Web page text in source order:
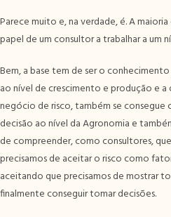
Parece muito e, na verdade, é. A
papel de um consultor a trabalhar a um
Bem, a base tem de ser o
ao nível de crescimento e produção e
negócio de risco, também se
decisão ao nível da Agronomia e
de compreender, como consultores,
precisamos de aceitar o risco como
aceitando que precisamos de mostrar
finalmente conseguir tomar decisões.